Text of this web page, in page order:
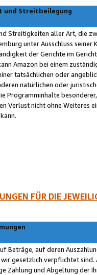
und Streitbeilegung
Streitigkeiten aller Art, die
unter Ausschluss
der Gerichte im
Amazon bei einem
tatsächlichen oder
natürlichen oder
Programminhalte
Verlust nicht ohne Weiteres
FÜR DIE
Beträge, auf deren
gesetzlich verpflichtet
Zahlung und Abgeltung der